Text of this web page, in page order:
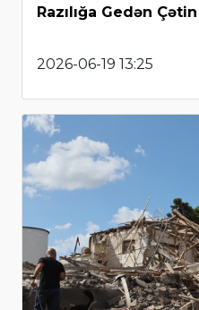
Razılığa Gedən
2026-06-19 13:25